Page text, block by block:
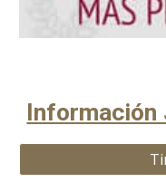
Información